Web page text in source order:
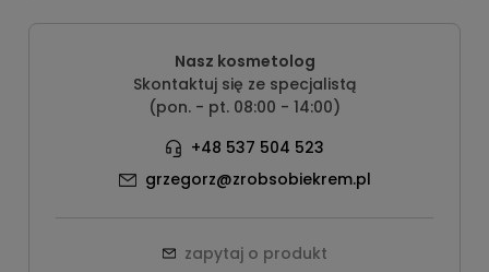
Nasz kosmetolog
Skontaktuj się ze specjalistą
(pon. - pt. 08:00 - 14:00)
+48 537 504 523
grzegorz@zrobsobiekrem.pl
zapytaj o produkt